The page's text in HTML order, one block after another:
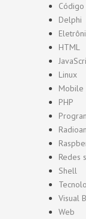
Delphi
HTML
Linux
Mobile
PHP
Redes
Shell
Visual
Web